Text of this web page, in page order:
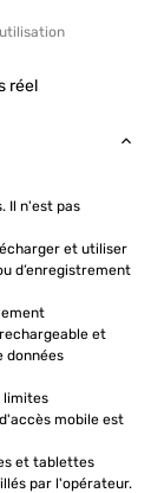
réel
Il n'est pas
et utiliser
d’enregistrement
et
données
limites
mobile est
et tablettes
par l'opérateur.